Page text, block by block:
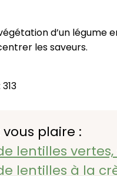
d’un
les saveurs.
plaire :
lentilles
lentilles à la